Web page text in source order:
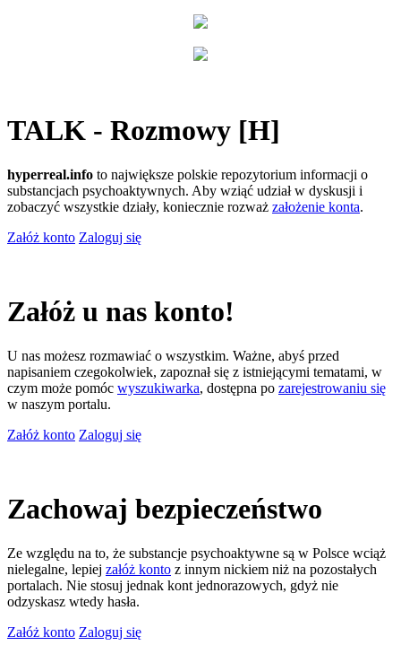
TALK - Rozmowy [H]
hyperreal.info to największe polskie repozytorium informacji o
substancjach psychoaktywnych. Aby wziąć udział w dyskusji i
zobaczyć wszystkie działy, koniecznie rozważ założenie konta.
Załóż konto Zaloguj się
Załóż u nas konto!
U nas możesz rozmawiać o wszystkim. Ważne, abyś przed
napisaniem czegokolwiek, zapoznał się z istniejącymi tematami, w
czym może pomóc wyszukiwarka, dostępna po zarejestrowaniu się
w naszym portalu.
Załóż konto Zaloguj się
Zachowaj bezpieczeństwo
Ze względu na to, że substancje psychoaktywne są w Polsce wciąż
nielegalne, lepiej załóż konto z innym nickiem niż na pozostałych
portalach. Nie stosuj jednak kont jednorazowych, gdyż nie
odzyskasz wtedy hasła.
Załóż konto Zaloguj się